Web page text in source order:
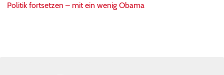
Politik fortsetzen – mit ein wenig Obama